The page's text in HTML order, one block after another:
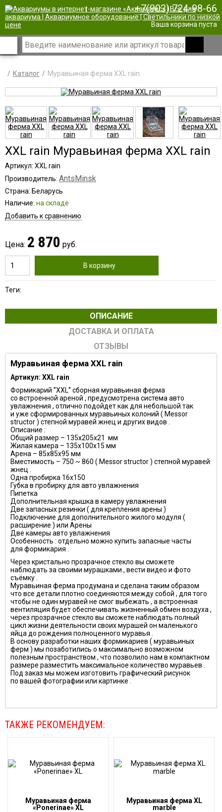
| +7(903) 724-98-66
Ваша корзина пуста
Каталог Муравьиная ферма XXL rain
XXL rain Муравьиная ферма XXL rain
Артикул: XXL rain
Производитель: AntsMinsk
Страна: Беларусь
Наличие: на складе
Добавить к сравнению
Цена: 2 870 руб.
В корзину
Теги:
ОПИСАНИЕ
ДОСТАВКА И ОПЛАТА
ОТЗЫВЫ
Муравьиная ферма XXL rain
Артикул: XXL rain
Формикарий ‘’XXL‘’ сборная муравьиная ферма
со встроенной ареной , предусмотрена система авто
увлажнения , отлично подойдет как для небольшой так
и уже сформированных муравьиных колоний ( Messor
structor ) степной муравей жнец и других видов .
Описание :
Общий размер – 135х205х21 мм
Жилая камера – 135х100х15 мм
Арена – 85х85х95 мм
Вместимость – 750 ~ 860 ( Messor structor ) степной муравей
жнец .
Одна пробирка 16х150
Губка в пробирку для авто увлажнения
Пипетка
Дополнительная крышка в камеру увлажнения
Две запасных резинки ( для крепления арены )
Подключение для дополнительного жилого модуля (
расширение ) или Арены
Две камеры авто увлажнения
Особенность : отдельно можно купить запасные часты
для формикария .
Через кристально прозрачное стекло вы сможете
наблюдать за своими мурашками , вести видео и фото
съёмку .
Муравьиная ферма продумана и сделана таким образом
что все детали плотно соединяются между собой , для того
чтобы не один муравей не смог выбежать , а встроенная
вентиляция будет обеспечивать жизненный обмен воздуха ,
через прозрачное стекло вы сможете наблюдать полный
цикл жизни деятельности своих мурашей он маленького
яйца до рождения полноценного муравья .
В основу разработки наших формикариев ( муравьиных
ферм ) мы позаботились о максимально возможном
полезным пространством , что позволило нам в компактном
размере разместить максимальное количество муравьев .
Под заказ мы можем изготовить графический рисунок
по вашей фотографии или картинке .
ТАКЖЕ РЕКОМЕНДУЕМ:
Муравьиная ферма
«Ponerinae» XL
Муравьиная ферма XL
marble